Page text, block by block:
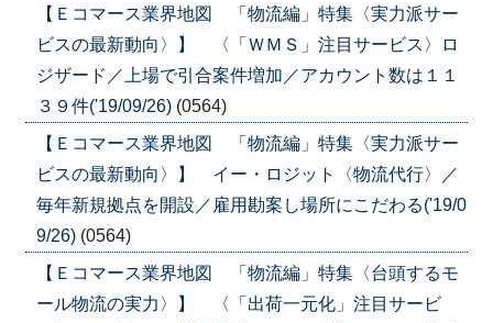
【Ｅコマース業界地図 「物流編」特集〈実力派サー
ビスの最新動向〉】 〈「ＷＭＳ」注目サービス〉ロ
ジザード／上場で引合案件増加／アカウント数は１１
３９件('19/09/26) (0564)
【Ｅコマース業界地図 「物流編」特集〈実力派サー
ビスの最新動向〉】 イー・ロジット〈物流代行〉／
毎年新規拠点を開設／雇用勘案し場所にこだわる('19/0
9/26) (0564)
【Ｅコマース業界地図 「物流編」特集〈台頭するモ
ール物流の実力〉】 〈「出荷一元化」注目サービ